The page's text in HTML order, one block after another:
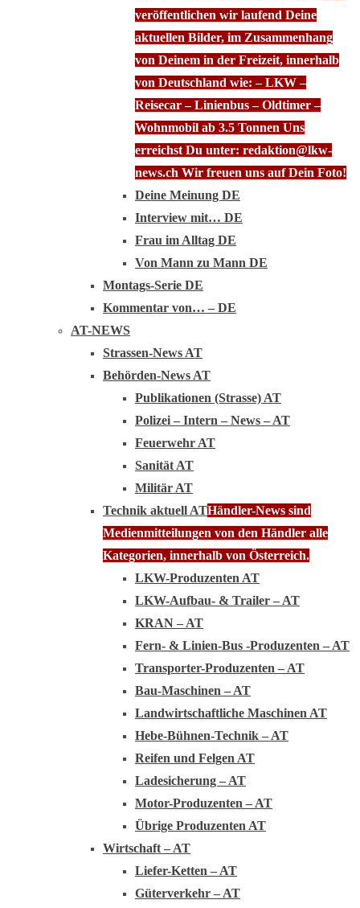
veröffentlichen wir laufend Deine
aktuellen Bilder, im Zusammenhang
von Deinem in der Freizeit, innerhalb
von Deutschland wie: – LKW –
Reisecar – Linienbus – Oldtimer –
Wohnmobil ab 3.5 Tonnen Uns
erreichst Du unter: redaktion@lkw-
news.ch Wir freuen uns auf Dein Foto!
Deine Meinung DE
Interview mit… DE
Frau im Alltag DE
Von Mann zu Mann DE
Montags-Serie DE
Kommentar von… – DE
AT-NEWS
Strassen-News AT
Behörden-News AT
Publikationen (Strasse) AT
Polizei – Intern – News – AT
Feuerwehr AT
Sanität AT
Militär AT
Technik aktuell ATHändler-News sind
Medienmitteilungen von den Händler alle
Kategorien, innerhalb von Österreich.
LKW-Produzenten AT
LKW-Aufbau- & Trailer – AT
KRAN – AT
Fern- & Linien-Bus -Produzenten – AT
Transporter-Produzenten – AT
Bau-Maschinen – AT
Landwirtschaftliche Maschinen AT
Hebe-Bühnen-Technik – AT
Reifen und Felgen AT
Ladesicherung – AT
Motor-Produzenten – AT
Übrige Produzenten AT
Wirtschaft – AT
Liefer-Ketten – AT
Güterverkehr – AT